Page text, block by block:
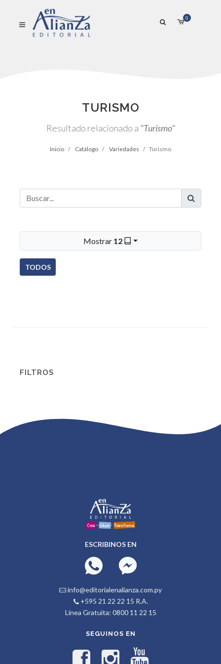
0
TURISMO
Resultado relacionado a "Turismo"
Inicio Catálogo Variedades Turismo
Mostrar 12
TODOS
FILTROS
ESCRIBINOS EN
info@editorialenalianza.com.py
+595 21 22 22 15 R.A.
Línea Gratuita: 0800 11 22 15
SEGUINOS EN